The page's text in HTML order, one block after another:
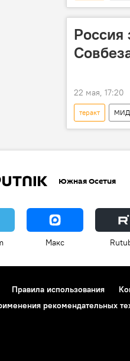
Россия
22 мая, 17:20
теракт МИД
Южная Осетия
Макс
Правила использования
рекомендательных